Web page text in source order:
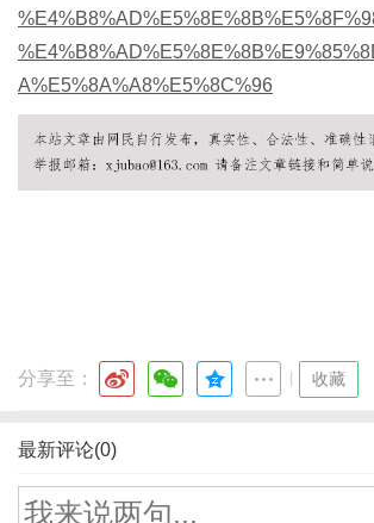
A%E5%8A%A8%E5%8C%96
分享至： 收藏
最新评论(0)